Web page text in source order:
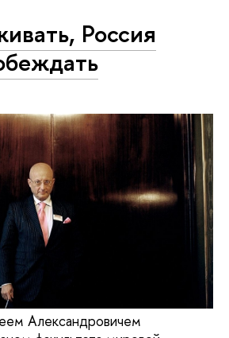
Россия
Александровичем